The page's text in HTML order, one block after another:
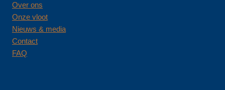
Over ons
Onze vloot
Nieuws & media
Contact
FAQ